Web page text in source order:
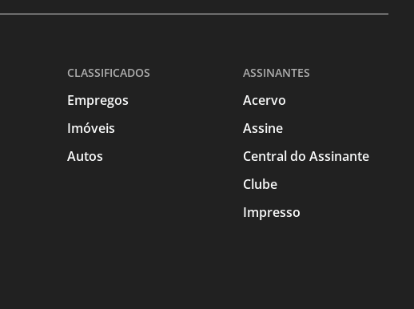
CLASSIFICADOS
Empregos
Imóveis
Autos
ASSINANTES
Acervo
Assine
Central do Assinante
Clube
Impresso